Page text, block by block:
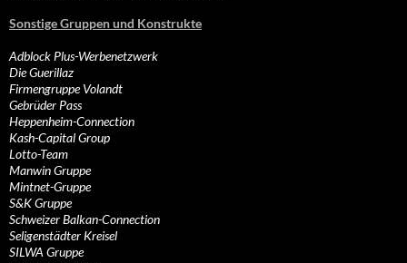
Sonstige Gruppen und Konstrukte
Adblock Plus-Werbenetzwerk
Die Guerillaz
Firmengruppe Volandt
Gebrüder Pass
Heppenheim-Connection
Kash-Capital Group
Lotto-Team
Manwin Gruppe
Mintnet-Gruppe
S&K Gruppe
Schweizer Balkan-Connection
Seligenstädter Kreisel
SILWA Gruppe